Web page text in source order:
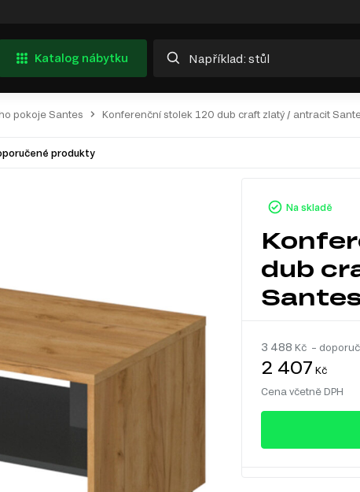
Katalog nábytku
pokoje Santes Konferenční stolek 120 dub craft zlatý / antracit
produkty
Na skladě
dub
3 488 Kč –
2 407 Kč
Cena včetně DPH